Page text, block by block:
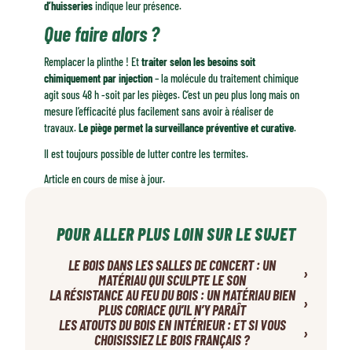
d’huisseriesindique leur présence.
Que faire alors ?
Remplacer la plinthe ! Ettraiter selon les besoins soit
chimiquement par injection– la molécule du traitement chimique
agit sous 48 h -soit par les pièges. C’est un peu plus long mais on
mesure l’efficacité plus facilement sans avoir à réaliser de
travaux.Le piège permet la surveillance préventive et curative.
Il est toujours possible de lutter contre les termites.
Article en cours de mise à jour.
POUR ALLER PLUS LOIN SUR LE SUJET
LE BOIS DANS LES SALLES DE CONCERT : UN
MATÉRIAU QUI SCULPTE LE SON
›
LA RÉSISTANCE AU FEU DU BOIS : UN MATÉRIAU BIEN
PLUS CORIACE QU’IL N’Y PARAÎT
›
LES ATOUTS DU BOIS EN INTÉRIEUR : ET SI VOUS
CHOISISSIEZ LE BOIS FRANÇAIS ?
›